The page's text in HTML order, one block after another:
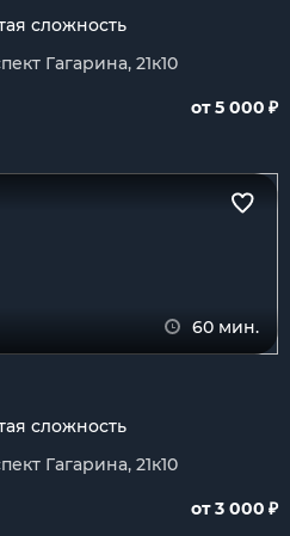
сложность
Гагарина, 21к10
от 5 000 ₽
60 мин.
сложность
Гагарина, 21к10
от 3 000 ₽